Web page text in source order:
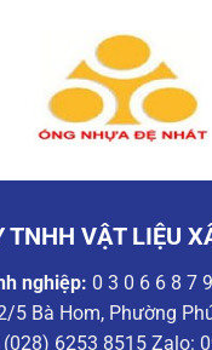
TNHH VẬT LIỆU
nghiệp: 0 3 0 6 6 8 7
5 Bà Hom, Phường
(028) 6253 8515 Zalo: